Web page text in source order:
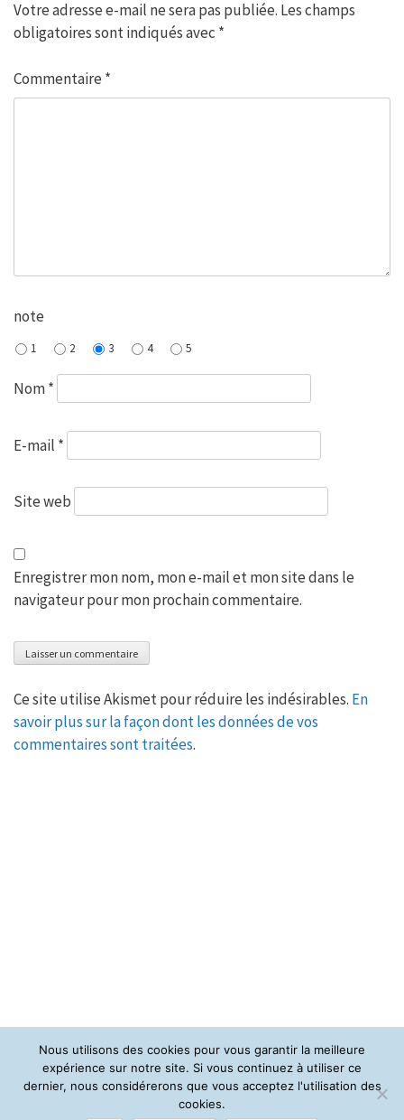
Votre adresse e-mail ne sera pas publiée. Les champs
obligatoires sont indiqués avec *
Commentaire *
note
1 2 3 4 5
Nom*
E-mail *
Site web
Enregistrer mon nom, mon e-mail et mon site dans le
navigateur pour mon prochain commentaire.
Ce site utilise Akismet pour réduire les indésirables. En
savoir plus sur la façon dont les données de vos
commentaires sont traitées.
Nous utilisons des cookies pour vous garantir la meilleure
expérience sur notre site. Si vous continuez à utiliser ce
dernier, nous considérerons que vous acceptez l'utilisation des
cookies.